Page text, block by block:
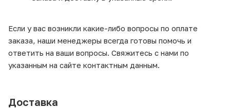
Если у вас возникли какие-либо вопросы по оплате
заказа, наши менеджеры всегда готовы помочь и
ответить на ваши вопросы. Свяжитесь с нами по
указанным на сайте контактным данным.
Доставка